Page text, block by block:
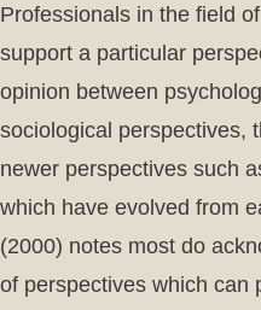
Professionals in the field
support a particular
opinion between
sociological perspectives,
newer perspectives such
which have evolved from
(2000) notes most do
of perspectives which can